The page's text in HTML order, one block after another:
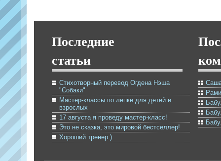
Последние
статьи
Стихотворный перевод Огдена Нэша
"Собаки"
Мастер-классы по лепке для детей и
взрослых
17 августа я проведу мастер-класс!
Это не сказка, это мировой бестселлер!
Хороший тренер )